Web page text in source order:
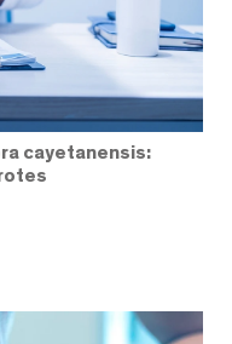
cayetanensis: